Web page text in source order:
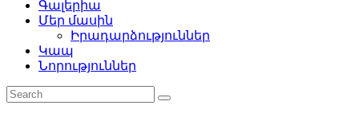
Գալերիա
Մեր մասին
Իրադարձություններ
Կապ
Նորություններ